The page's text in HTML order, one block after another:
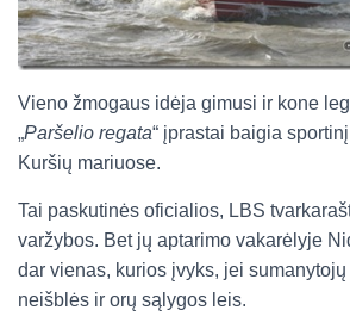
Vieno žmogaus idėja gimusi ir kone
„Paršelio regata“ įprastai baigia
Kuršių mariuose.
Tai paskutinės oficialios, LBS
varžybos. Bet jų aptarimo vakarėlyje
dar vienas, kurios įvyks, jei
neišblės ir orų sąlygos leis.